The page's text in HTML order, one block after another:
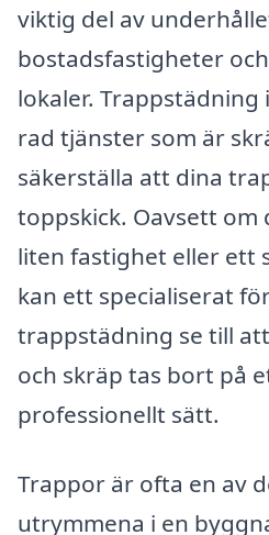
viktig del av
bostadsfastigheter
lokaler. Trappstädning
rad tjänster som är
säkerställa att dina
toppskick. Oavsett om
liten fastighet eller ett
kan ett specialiserat
trappstädning se till
och skräp tas bort på
professionellt sätt.
Trappor är ofta en av
utrymmena i en